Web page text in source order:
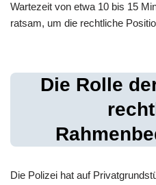
Wartezeit von etwa 10 bis 15
ratsam, um die rechtliche
Die Rolle
Die Polizei hat auf